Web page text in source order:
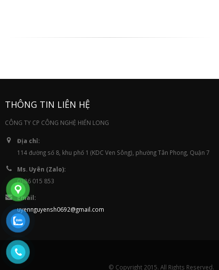
THÔNG TIN LIÊN HỆ
CÔNG TY CP CÔNG NGHỆ HIỂN LONG
Địa chỉ:
114 đường số 8, khu phố 1 (KDC Ven Sông), phường Tân Phong, Quận 7
Ms. Uyên (Zalo):
0386 015 853
Email:
uyennguyensh0692@gmail.com
© Copyright 2015. All Rights Reserved.